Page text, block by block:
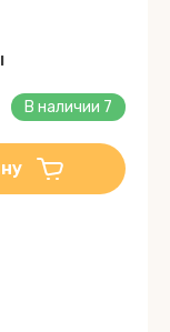
В наличии 7